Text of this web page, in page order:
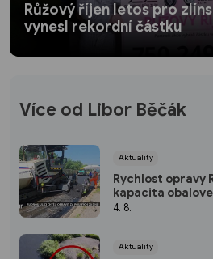
Růžový říjen letos pro
vynesl rekordní částku
Více od Libor Běčák
Aktuality
Rychlost opravy
kapacita
asfaltu
4. 8.
Aktuality